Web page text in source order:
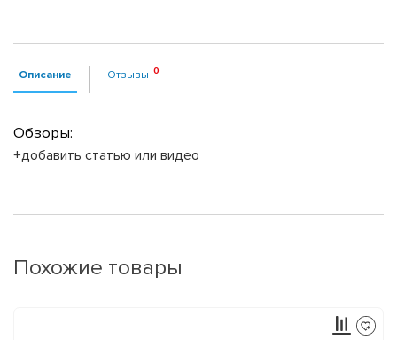
Описание Отзывы
Обзоры:
+добавить статью или видео
Похожие товары